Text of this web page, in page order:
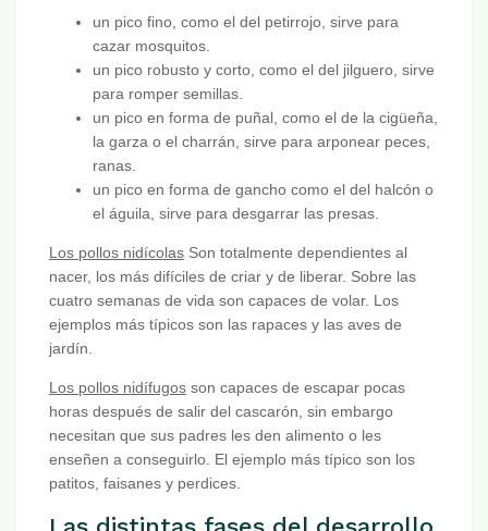
un pico fino, como el del petirrojo, sirve para
cazar mosquitos.
un pico robusto y corto, como el del jilguero, sirve
para romper semillas.
un pico en forma de puñal, como el de la cigüeña,
la garza o el charrán, sirve para arponear peces,
ranas.
un pico en forma de gancho como el del halcón o
el águila, sirve para desgarrar las presas.
Los pollos nidícolas Son totalmente dependientes al
nacer, los más difíciles de criar y de liberar. Sobre las
cuatro semanas de vida son capaces de volar. Los
ejemplos más típicos son las rapaces y las aves de
jardín.
Los pollos nidífugos son capaces de escapar pocas
horas después de salir del cascarón, sin embargo
necesitan que sus padres les den alimento o les
enseñen a conseguirlo. El ejemplo más típico son los
patitos, faisanes y perdices.